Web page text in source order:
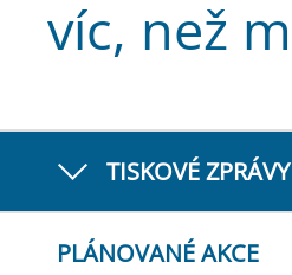
víc, než
TISKOVÉ ZPRÁVY
PLÁNOVANÉ AKCE